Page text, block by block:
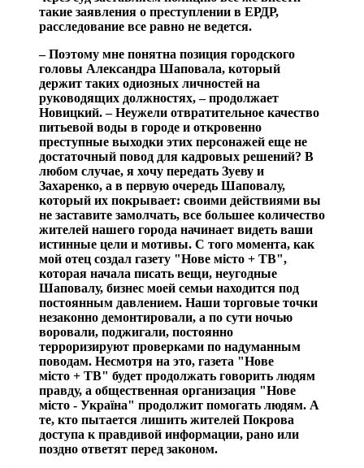
такие заявления о преступлении в ЕРДР,
расследование все равно не ведется.
– Поэтому мне понятна позиция городского
головы Александра Шаповала, который
держит таких одиозных личностей на
руководящих должностях, – продолжает
Новицкий. – Неужели отвратительное качество
питьевой воды в городе и откровенно
преступные выходки этих персонажей еще не
достаточный повод для кадровых решений? В
любом случае, я хочу передать Зуеву и
Захаренко, а в первую очередь Шаповалу,
который их покрывает: своими действиями вы
не заставите замолчать, все большее количество
жителей нашего города начинает видеть ваши
истинные цели и мотивы. С того момента, как
мой отец создал газету "Нове місто + ТВ",
которая начала писать вещи, неугодные
Шаповалу, бизнес моей семьи находится под
постоянным давлением. Наши торговые точки
незаконно демонтировали, а по сути ночью
воровали, поджигали, постоянно
терроризируют проверками по надуманным
поводам. Несмотря на это, газета "Нове
місто + ТВ" будет продолжать говорить людям
правду, а общественная организация "Нове
місто - Україна" продолжит помогать людям. А
те, кто пытается лишить жителей Покрова
доступа к правдивой информации, рано или
поздно ответят перед законом.